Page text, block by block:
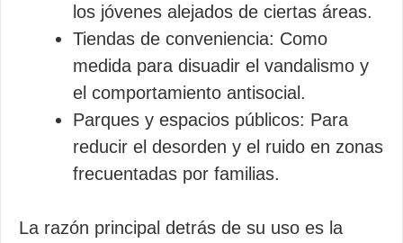
los jóvenes alejados de ciertas áreas.
Tiendas de conveniencia: Como
medida para disuadir el vandalismo y
el comportamiento antisocial.
Parques y espacios públicos: Para
reducir el desorden y el ruido en zonas
frecuentadas por familias.
La razón principal detrás de su uso es la